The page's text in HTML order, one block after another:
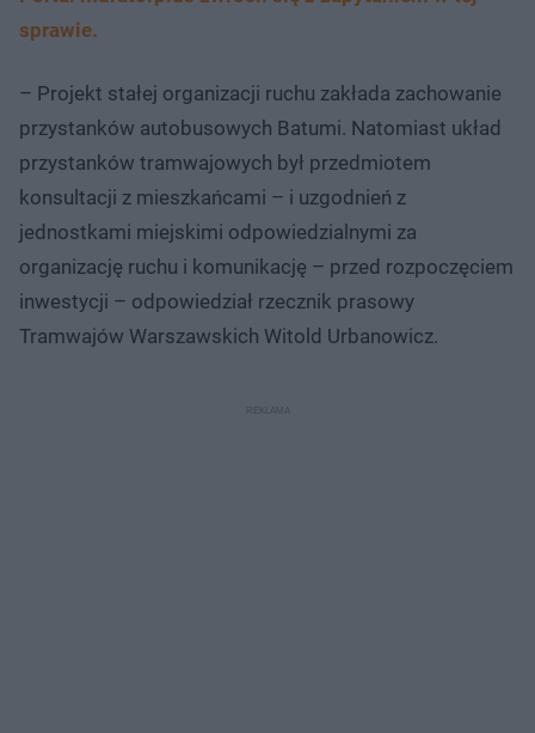
sprawie.
– Projekt stałej organizacji ruchu zakłada zachowanie
przystanków autobusowych Batumi. Natomiast układ
przystanków tramwajowych był przedmiotem
konsultacji z mieszkańcami – i uzgodnień z
jednostkami miejskimi odpowiedzialnymi za
organizację ruchu i komunikację – przed rozpoczęciem
inwestycji – odpowiedział rzecznik prasowy
Tramwajów Warszawskich Witold Urbanowicz.